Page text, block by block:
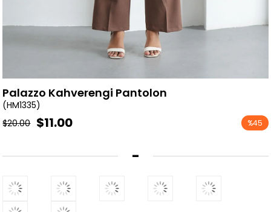
Palazzo Kahverengi Pantolon
(HM1335)
%45
$20.00 $11.00
-